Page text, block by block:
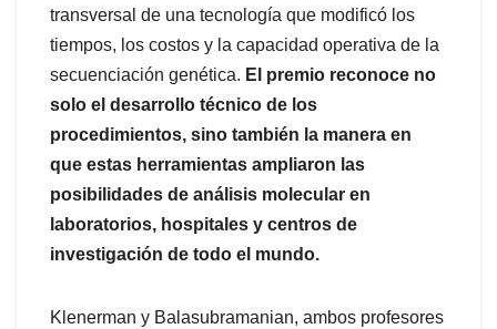
transversal de una tecnología que modificó los
tiempos, los costos y la capacidad operativa de la
secuenciación genética. El premio reconoce no
solo el desarrollo técnico de los
procedimientos, sino también la manera en
que estas herramientas ampliaron las
posibilidades de análisis molecular en
laboratorios, hospitales y centros de
investigación de todo el mundo.
Klenerman y Balasubramanian, ambos profesores